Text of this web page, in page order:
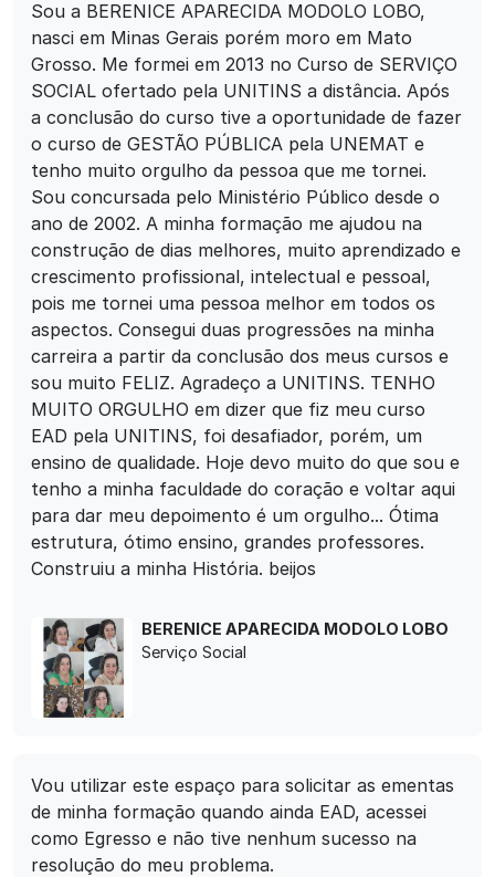
Sou a BERENICE APARECIDA MODOLO LOBO,
nasci em Minas Gerais porém moro em Mato
Grosso. Me formei em 2013 no Curso de SERVIÇO
SOCIAL ofertado pela UNITINS a distância. Após
a conclusão do curso tive a oportunidade de fazer
o curso de GESTÃO PÚBLICA pela UNEMAT e
tenho muito orgulho da pessoa que me tornei.
Sou concursada pelo Ministério Público desde o
ano de 2002. A minha formação me ajudou na
construção de dias melhores, muito aprendizado e
crescimento profissional, intelectual e pessoal,
pois me tornei uma pessoa melhor em todos os
aspectos. Consegui duas progressões na minha
carreira a partir da conclusão dos meus cursos e
sou muito FELIZ. Agradeço a UNITINS. TENHO
MUITO ORGULHO em dizer que fiz meu curso
EAD pela UNITINS, foi desafiador, porém, um
ensino de qualidade. Hoje devo muito do que sou e
tenho a minha faculdade do coração e voltar aqui
para dar meu depoimento é um orgulho... Ótima
estrutura, ótimo ensino, grandes professores.
Construiu a minha História. beijos
BERENICE APARECIDA MODOLO LOBO
Serviço Social
Vou utilizar este espaço para solicitar as ementas
de minha formação quando ainda EAD, acessei
como Egresso e não tive nenhum sucesso na
resolução do meu problema.